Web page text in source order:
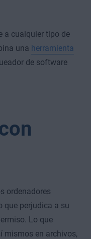
a cualquier tipo de
una herramienta
de software
ordenadores
que perjudica a su
Lo que
mismos en archivos,